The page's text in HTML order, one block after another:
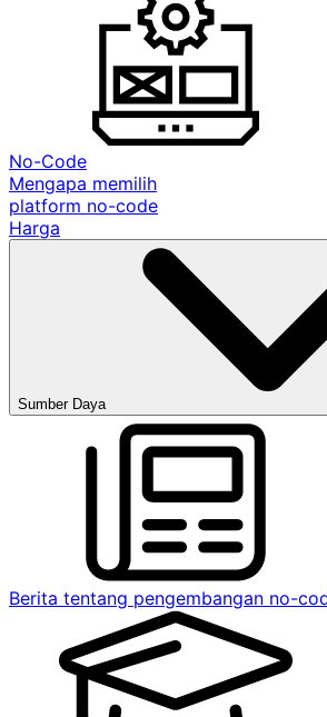
No-Code
Mengapa memilih
platform no-code
Harga
Sumber Daya
Berita tentang pengembangan no-